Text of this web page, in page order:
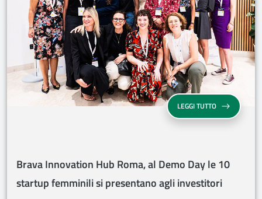
LEGGI TUTTOBRAVA
Brava Innovation Hub Roma, al Demo Day le 10
startup femminili si presentano agli investitori